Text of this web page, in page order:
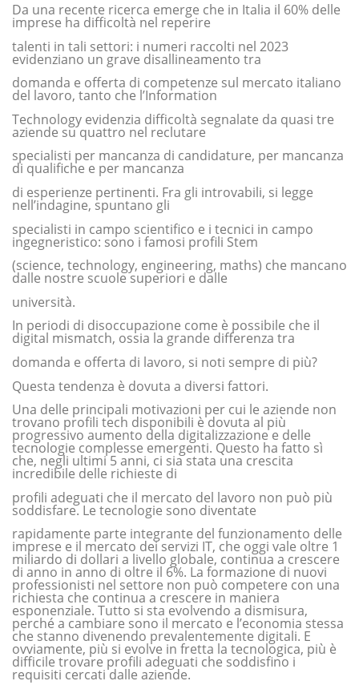
Da una recente ricerca emerge che in Italia il 60% delle
imprese ha difficoltà nel reperire
talenti in tali settori: i numeri raccolti nel 2023
evidenziano un grave disallineamento tra
domanda e offerta di competenze sul mercato italiano
del lavoro, tanto che l’Information
Technology evidenzia difficoltà segnalate da quasi tre
aziende su quattro nel reclutare
specialisti per mancanza di candidature, per mancanza
di qualifiche e per mancanza
di esperienze pertinenti. Fra gli introvabili, si legge
nell’indagine, spuntano gli
specialisti in campo scientifico e i tecnici in campo
ingegneristico: sono i famosi profili Stem
(science, technology, engineering, maths) che mancano
dalle nostre scuole superiori e dalle
università.
In periodi di disoccupazione come è possibile che il
digital mismatch, ossia la grande differenza tra
domanda e offerta di lavoro, si noti sempre di più?
Questa tendenza è dovuta a diversi fattori.
Una delle principali motivazioni per cui le aziende non
trovano profili tech disponibili è dovuta al più
progressivo aumento della digitalizzazione e delle
tecnologie complesse emergenti. Questo ha fatto sì
che, negli ultimi 5 anni, ci sia stata una crescita
incredibile delle richieste di
profili adeguati che il mercato del lavoro non può più
soddisfare. Le tecnologie sono diventate
rapidamente parte integrante del funzionamento delle
imprese e il mercato dei servizi IT, che oggi vale oltre 1
miliardo di dollari a livello globale, continua a crescere
di anno in anno di oltre il 6%. La formazione di nuovi
professionisti nel settore non può competere con una
richiesta che continua a crescere in maniera
esponenziale. Tutto si sta evolvendo a dismisura,
perché a cambiare sono il mercato e l’economia stessa
che stanno divenendo prevalentemente digitali. E
ovviamente, più si evolve in fretta la tecnologica, più è
difficile trovare profili adeguati che soddisfino i
requisiti cercati dalle aziende.